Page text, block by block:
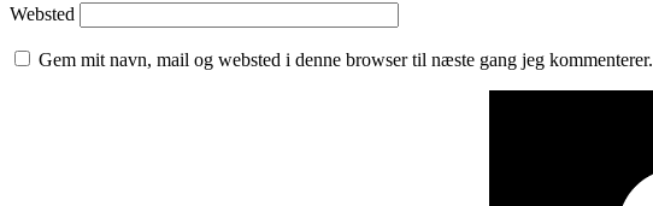
Websted
Gem mit navn, mail og websted i denne browser til næste gang jeg kommenterer.